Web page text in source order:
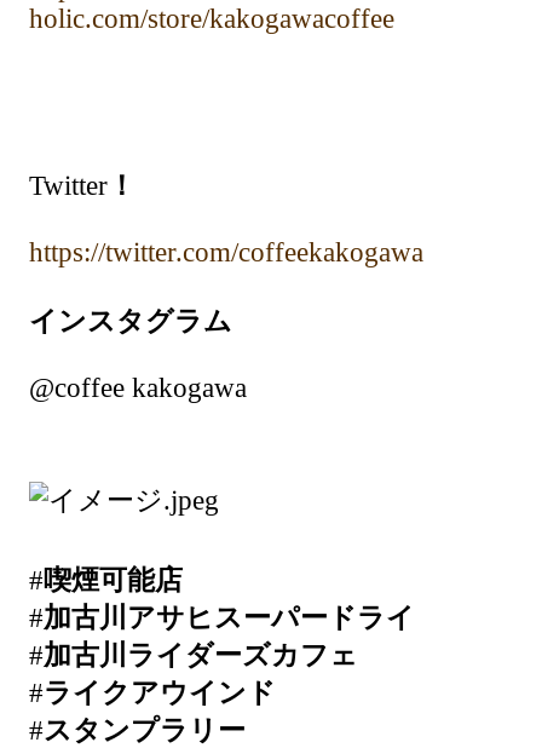
holic.com/store/kakogawacoffee
Twitter ！
https://twitter.com/coffeekakogawa
インスタグラム
@coffee kakogawa
#喫煙可能店
#加古川アサヒスーパードライ
#加古川ライダーズカフェ
#ライクアウインド
#スタンプラリー